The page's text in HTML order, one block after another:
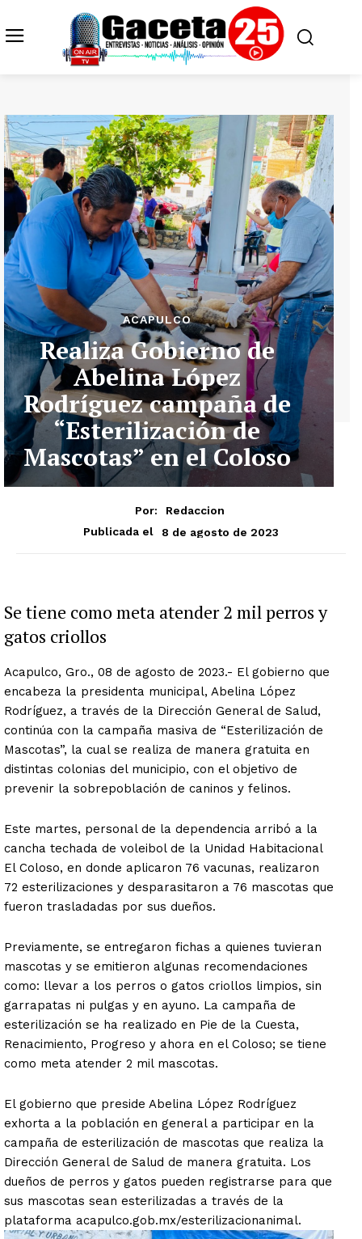
ACAPULCO
Realiza Gobierno de
Abelina López
Rodríguez campaña de
“Esterilización de
Mascotas” en el Coloso
Por:
Redaccion
Publicada el
8 de agosto de 2023
Se tiene como meta atender 2 mil perros y
gatos criollos
Acapulco, Gro., 08 de agosto de 2023.- El gobierno que
encabeza la presidenta municipal, Abelina López
Rodríguez, a través de la Dirección General de Salud,
continúa con la campaña masiva de “Esterilización de
Mascotas”, la cual se realiza de manera gratuita en
distintas colonias del municipio, con el objetivo de
prevenir la sobrepoblación de caninos y felinos.
Este martes, personal de la dependencia arribó a la
cancha techada de voleibol de la Unidad Habitacional
El Coloso, en donde aplicaron 76 vacunas, realizaron
72 esterilizaciones y desparasitaron a 76 mascotas que
fueron trasladadas por sus dueños.
Previamente, se entregaron fichas a quienes tuvieran
mascotas y se emitieron algunas recomendaciones
como: llevar a los perros o gatos criollos limpios, sin
garrapatas ni pulgas y en ayuno. La campaña de
esterilización se ha realizado en Pie de la Cuesta,
Renacimiento, Progreso y ahora en el Coloso; se tiene
como meta atender 2 mil mascotas.
El gobierno que preside Abelina López Rodríguez
exhorta a la población en general a participar en la
campaña de esterilización de mascotas que realiza la
Dirección General de Salud de manera gratuita. Los
dueños de perros y gatos pueden registrarse para que
sus mascotas sean esterilizadas a través de la
plataforma acapulco.gob.mx/esterilizacionanimal.